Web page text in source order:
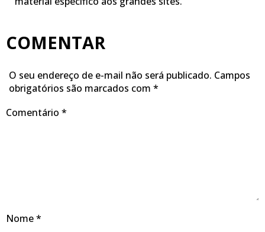
COMENTAR
O seu endereço de e-mail não será publicado. Campos
obrigatórios são marcados com *
Comentário *
Nome*